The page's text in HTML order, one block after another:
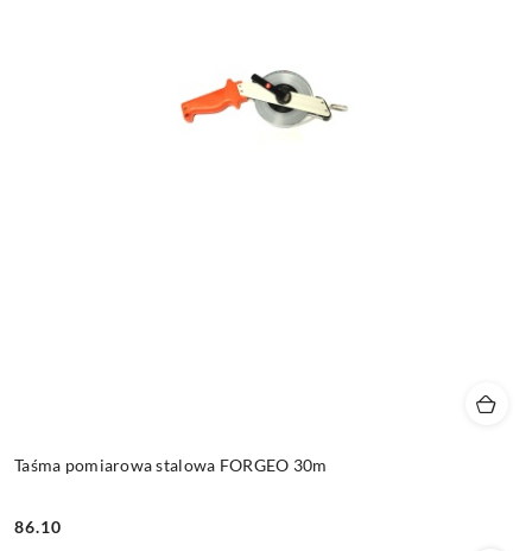
Taśma pomiarowa stalowa FORGEO 30m
Cena:
86.10